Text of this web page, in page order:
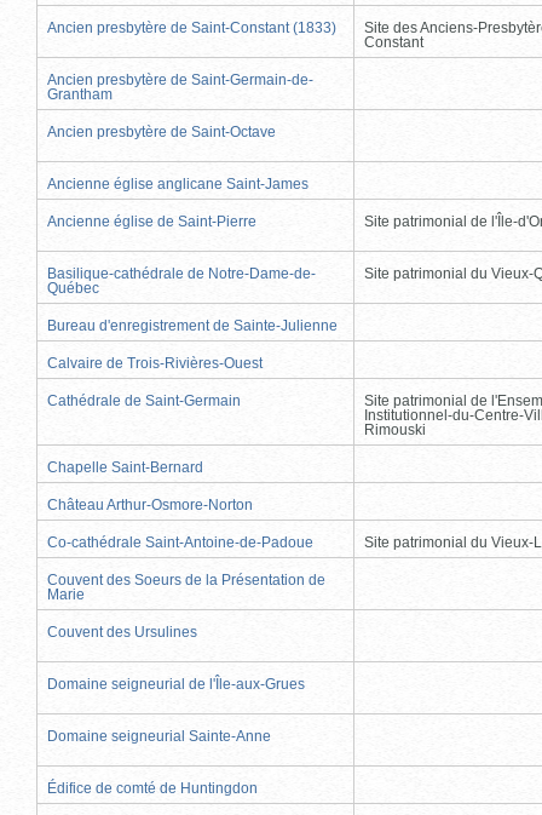
Ancien presbytère de Saint-Constant (1833)
Site des Anciens-
Constant
Ancien presbytère de Saint-Germain-de-
Grantham
Ancien presbytère de Saint-Octave
Ancienne église anglicane Saint-James
Ancienne église de Saint-Pierre Site patrimonial de l'Île-
Basilique-cathédrale de Notre-Dame-de-
Québec
Site patrimonial du Vieux-
Bureau d'enregistrement de Sainte-Julienne
Calvaire de Trois-Rivières-Ouest
Cathédrale de Saint-Germain
Site patrimonial de
Institutionnel-du-Centre-
Rimouski
Chapelle Saint-Bernard
Château Arthur-Osmore-Norton
Co-cathédrale Saint-Antoine-de-Padoue Site patrimonial du Vieux-
Couvent des Soeurs de la Présentation de
Marie
Couvent des Ursulines
Domaine seigneurial de l'Île-aux-Grues
Domaine seigneurial Sainte-Anne
Édifice de comté de Huntingdon